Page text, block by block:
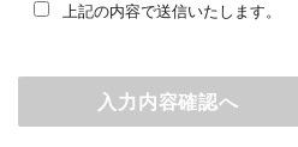
上記の内容で送信いたします。